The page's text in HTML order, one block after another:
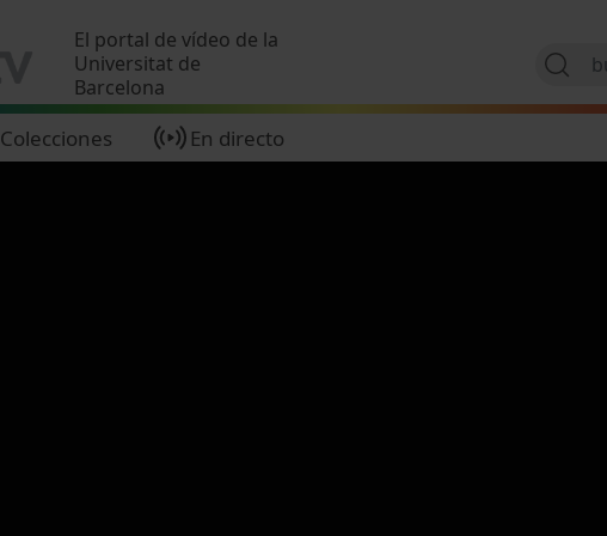
El portal de vídeo de la
Universitat de
Barcelona
Colecciones En directo